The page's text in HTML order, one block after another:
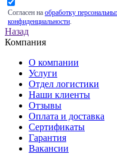
Согласен на обработку
конфиденциальности.
Назад
Компания
О компании
Услуги
Отдел логистики
Наши клиенты
Отзывы
Оплата и доставка
Сертификаты
Гарантия
Вакансии